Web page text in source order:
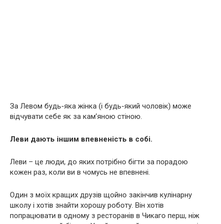
За Левом будь-яка жінка (і будь-який чоловік) може
відчувати себе як за кам’яною стіною.
Леви дають іншим впевненість в собі.
Леви – це люди, до яких потрібно бігти за порадою
кожен раз, коли ви в чомусь не впевнені.
Один з моїх кращих друзів щойно закінчив кулінарну
школу і хотів знайти хорошу роботу. Він хотів
попрацювати в одному з ресторанів в Чикаго перш, ніж